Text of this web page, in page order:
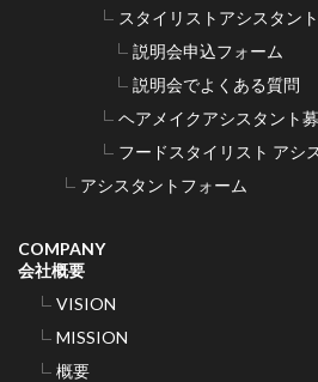
スタイリストアシスタン
説明会申込フォーム
説明会でよくある質問
ヘアメイクアシスタント
フードスタイリスト アシ
アシスタントフォーム
COMPANY
会社概要
VISION
MISSION
概要